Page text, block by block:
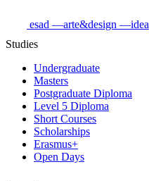
esad —arte&design —idea
Studies
Undergraduate
Masters
Postgraduate Diploma
Level 5 Diploma
Short Courses
Scholarships
Erasmus+
Open Days